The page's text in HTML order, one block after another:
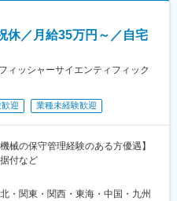
休／月給35万円～／自宅
ィッシャーサイエンティフィック
迎 業種未経験歓迎
械の保守管理経験のある方優遇】
付など
・関東・関西・東海・中国・九州